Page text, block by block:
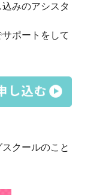
みのアシスタ
ポートをして
クールのこと